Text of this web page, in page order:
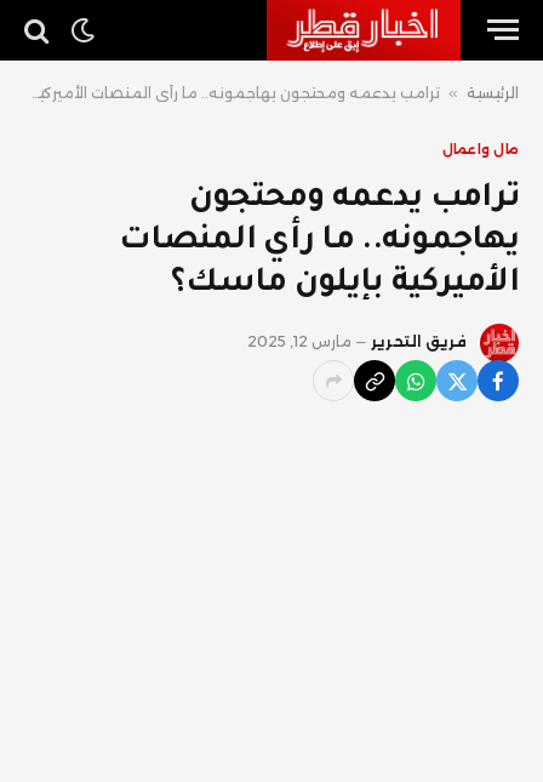
الرئيسية » ترامب يدعمه ومحتجون يهاجمونه.. ما رأي المنصات الأميركية بإيلون ماسك؟
مال واعمال
ترامب يدعمه ومحتجون
يهاجمونه.. ما رأي المنصات
الأميركية بإيلون ماسك؟
فريق التحرير مارس 12, 2025